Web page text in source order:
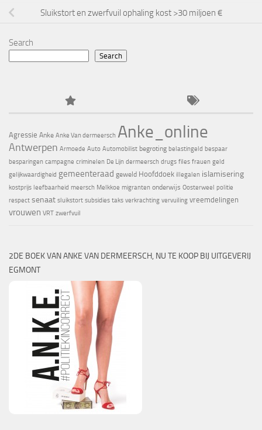
Sluikstort en zwerfvuil ophaling kost >30 miljoen €
Search
Search
Agressie Anke Anke Van dermeersch Anke_online
Antwerpen Armoede Auto Automobilist begroting belastingeld bespaar
besparingen campagne criminelen De Lijn dermeersch drugs files frauen geld
gelijkwaardigheid gemeenteraad geweld Hoofddoek illegalen islamisering
kostprijs leefbaarheid meersch Melkkoe migranten onderwijs Oosterweel politie
respect senaat sluikstort subsidies taks verkrachting vervuiling vreemdelingen
vrouwen VRT zwerfvuil
2DE BOEK VAN ANKE VAN DERMEERSCH, NU TE KOOP BIJ UITGEVERIJ
EGMONT